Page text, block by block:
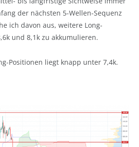
der nächsten 5-Wellen-Sequenz
ich davon aus, weitere Long-
und 8,1k zu akkumulieren.
Positionen liegt knapp unter 7,4k.